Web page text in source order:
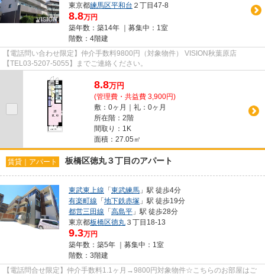
東京都練馬区平和台 ２丁目47-8
8.8万円
築年数：築14年 ｜募集中： 1室
階数：4階建
【電話問い合わせ限定】仲介手数料9800円（対象物件） VISION秋葉原店
【TEL03-5207-5055】までご連絡ください。
8.8万円
(管理費・共益費 3,900円)
敷：0ヶ月｜礼：0ヶ月
所在階：2階
間取り：1K
面積：27.05㎡
賃貸｜アパート 板橋区徳丸３丁目のアパート
東武東上線 「東武練馬 」駅 徒歩4分
有楽町線 「地下鉄赤塚 」駅 徒歩19分
都営三田線 「高島平 」駅 徒歩28分
東京都板橋区徳丸 ３丁目18-13
9.3万円
築年数：築5年 ｜募集中： 1室
階数：3階建
【電話問合せ限定】仲介手数料1.1ヶ月→9800円対象物件☆こちらのお部屋はご